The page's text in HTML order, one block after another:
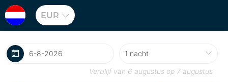
EUR
Verblijf van 6 augustus op 7 augustus